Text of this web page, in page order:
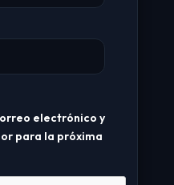
electrónico y
para la próxima